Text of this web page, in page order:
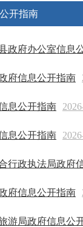
开指南
政府办公室信息
府信息公开指南
息公开指南
息公开指南
行政执法局政府
府信息公开指南
游局政府信息公